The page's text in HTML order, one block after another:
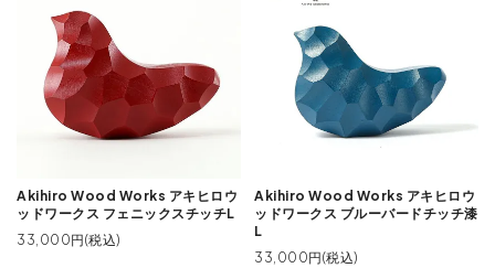
Akihiro Wood Works アキヒロウ
ッドワークス フェニックスチッチL
33,000円(税込)
Akihiro Wood Works アキヒロウ
ッドワークス ブルーバードチッチ漆
L
33,000円(税込)